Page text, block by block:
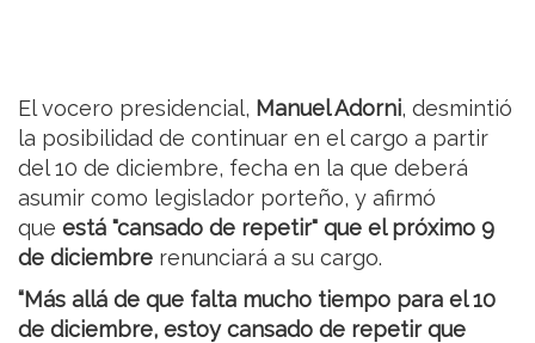
El vocero presidencial, Manuel Adorni, desmintió
la posibilidad de continuar en el cargo a partir
del 10 de diciembre, fecha en la que deberá
asumir como legislador porteño, y afirmó
que está "cansado de repetir" que el próximo 9
de diciembre renunciará a su cargo.
“Más allá de que falta mucho tiempo para el 10
de diciembre, estoy cansado de repetir que